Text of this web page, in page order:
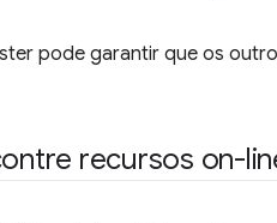
pode garantir que os
recursos on-